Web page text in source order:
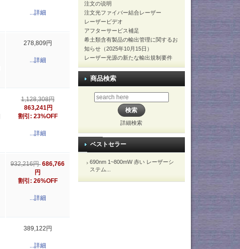
...詳細
278,809円
...詳細
1,128,308円
863,241円
割引: 23%OFF
...詳細
932,216円 686,766
円
割引: 26%OFF
...詳細
389,122円
...詳細
注文の说明
注文光ファイバー結合レーザー
レーザービデオ
アフターサービス補足
希土類含有製品の輸出管理に関するお
知らせ（2025年10月15日）
レーザー光源の新たな輸出規制要件
商品検索
詳細検索
ベストセラー
690nm 1~800mW 赤い レーザーシ
ステム...